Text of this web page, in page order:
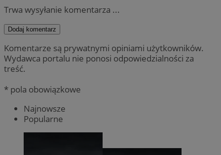
Trwa wysyłanie komentarza ...
Dodaj komentarz
Komentarze są prywatnymi opiniami użytkowników.
Wydawca portalu nie ponosi odpowiedzialności za
treść.
* pola obowiązkowe
Najnowsze
Popularne